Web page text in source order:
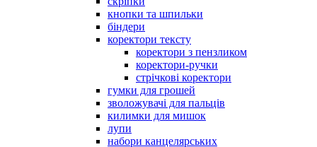
кнопки та шпильки
біндери
коректори тексту
коректори з пензликом
коректори-ручки
стрічкові коректори
гумки для грошей
зволожувачі для пальців
килимки для мишок
лупи
набори канцелярських